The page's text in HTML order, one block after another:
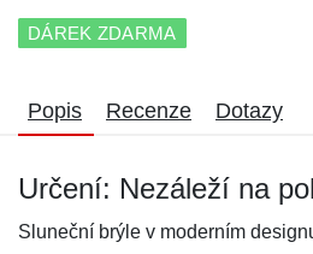
DÁREK ZDARMA
Popis Recenze Dotazy
Určení: Nezáleží na
Sluneční brýle v moderním